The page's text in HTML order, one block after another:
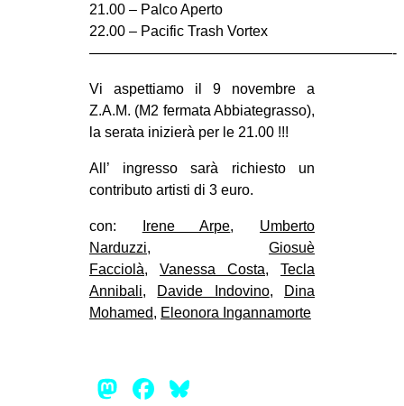
MEDIO ORIENTE
in
Fb
tw
ms
SEARCH
21.00 – Palco Aperto
22.00 – Pacific Trash Vortex
—————————————————————-
Vi aspettiamo il 9 novembre a
Z.A.M. (M2 fermata Abbiategrasso),
la serata inizierà per le 21.00 !!!
All’ ingresso sarà richiesto un
contributo artisti di 3 euro.
con: Irene Arpe, Umberto
Narduzzi, Giosuè
Facciolà, Vanessa Costa, Tecla
Annibali, Davide Indovino,
Dina
Mohamed, Eleonora Ingannamorte
Mastodon
Facebook